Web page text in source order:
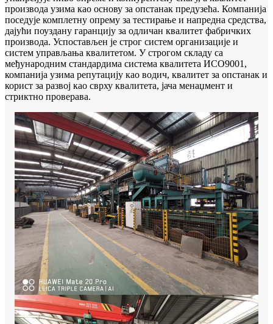
производа узима као основу за опстанак предузећа. Компанија
поседује комплетну опрему за тестирање и напредна средства,
дајући поуздану гаранцију за одличан квалитет фабричких
производа. Успостављен је строг систем организације и
систем управљања квалитетом. У строгом складу са
међународним стандардима система квалитета ИСО9001,
компанија узима репутацију као водич, квалитет за опстанак и
корист за развој као сврху квалитета, јача менаџмент и
стриктно проверава.